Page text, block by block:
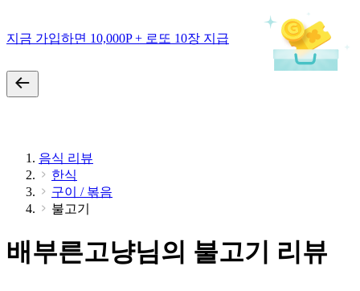
지금 가입하면 10,000P + 로또 10장 지급
음식 리뷰
한식
구이 / 볶음
불고기
배부른고냥님의 불고기 리뷰